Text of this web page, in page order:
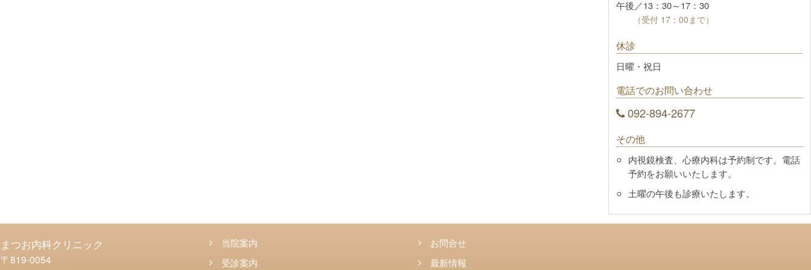
午後／13：30～17：30
（受付 17：00まで）
休診
日曜・祝日
電話でのお問い合わせ
092-894-2677
その他
内視鏡検査、心療内科は予約制です。電話
予約をお願いいたします。
土曜の午後も診療いたします。
まつお内科クリニック
〒819-0054
当院案内
受診案内
お問合せ
最新情報